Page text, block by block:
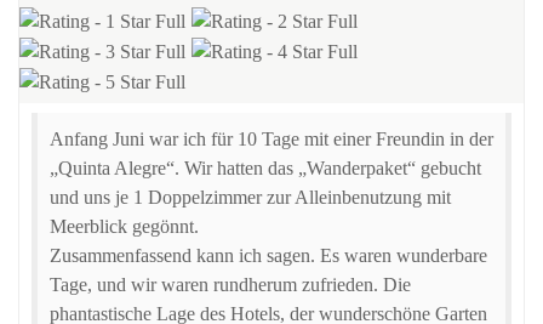
Anfang Juni war ich für 10 Tage mit einer Freundin in der
„Quinta Alegre“. Wir hatten das „Wanderpaket“ gebucht
und uns je 1 Doppelzimmer zur Alleinbenutzung mit
Meerblick gegönnt.
Zusammenfassend kann ich sagen. Es waren wunderbare
Tage, und wir waren rundherum zufrieden. Die
phantastische Lage des Hotels, der wunderschöne Garten